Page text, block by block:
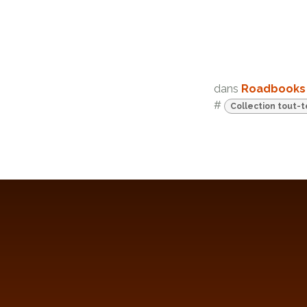
dans Roadbooks
#
Collection tout-